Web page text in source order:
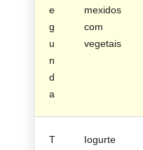
e
g
u
n
d
a
mexidos
com
vegetais
T
Iogurte